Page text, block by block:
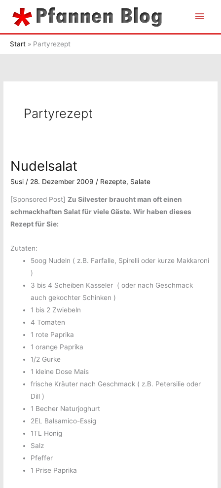
Inhalt
Start Partyrezept
Partyrezept
Nudelsalat
Susi / 28. Dezember 2009 / Rezepte, Salate
[Sponsored Post]Zu Silvester braucht man oft einen
schmackhaften Salat für viele Gäste. Wir haben dieses
Rezept für Sie:
Zutaten:
5oog Nudeln ( z.B. Farfalle, Spirelli oder kurze Makkaroni
)
3 bis 4 Scheiben Kasseler ( oder nach Geschmack
auch gekochter Schinken )
1 bis 2 Zwiebeln
4 Tomaten
1 rote Paprika
1 orange Paprika
1/2 Gurke
1 kleine Dose Mais
frische Kräuter nach Geschmack ( z.B. Petersilie oder
Dill )
1 Becher Naturjoghurt
2EL Balsamico-Essig
1TL Honig
Salz
Pfeffer
1 Prise Paprika